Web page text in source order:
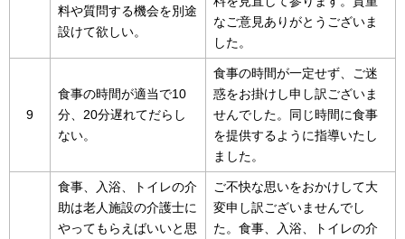
料や質問する機会を別途
設けて欲しい。
なご意見ありがとうございま
した。
9
食事の時間が適当で10
分、20分遅れてだらし
ない。
食事の時間が一定せず、ご迷
惑をお掛けし申し訳ございま
せんでした。同じ時間に食事
を提供するように指導いたし
ました。
食事、入浴、トイレの介
助は老人施設の介護士に
やってもらえばいいと思
ご不快な思いをおかけして大
変申し訳ございませんでし
た。食事、入浴、トイレの介